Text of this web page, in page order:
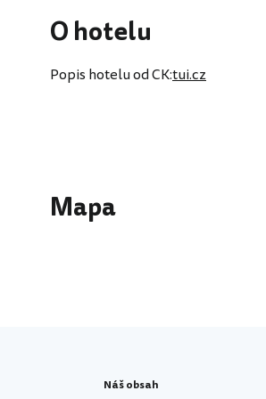
O hotelu
Popis hotelu od CK:tui.cz
Mapa
Náš obsah